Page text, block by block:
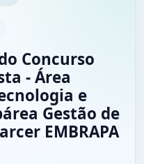
Concurso
- Área
e
Gestão de
EMBRAPA